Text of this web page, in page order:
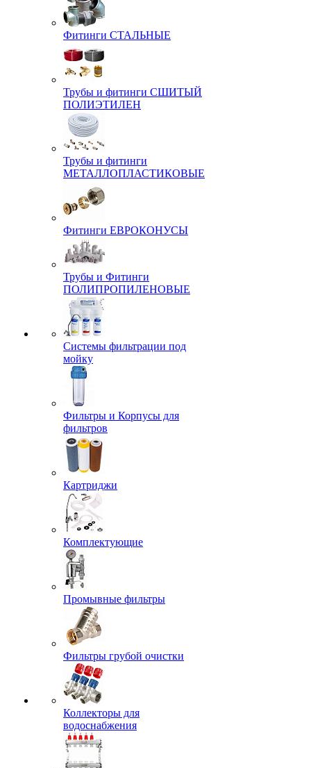
Фитинги СТАЛЬНЫЕ
Трубы и фитинги СШИТЫЙ
ПОЛИЭТИЛЕН
Трубы и фитинги
МЕТАЛЛОПЛАСТИКОВЫЕ
Фитинги ЕВРОКОНУСЫ
Трубы и Фитинги
ПОЛИПРОПИЛЕНОВЫЕ
Системы фильтрации под
мойку
Фильтры и Корпусы для
фильтров
Картриджи
Комплектующие
Промывные фильтры
Фильтры грубой очистки
Коллекторы для
водоснабжения